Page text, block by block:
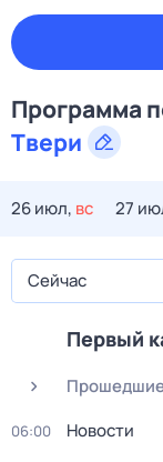
Программа
Твери
26 июл, вс 27
Сейчас
Первый
06:00 Новости